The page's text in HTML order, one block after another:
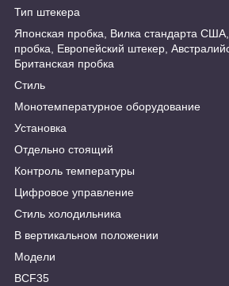
Тип штекера
Японская пробка, Вилка стандарта
пробка, Европейский штекер,
Британская пробка
Стиль
Монотемпературное оборудование
Установка
Отдельно стоящий
Контроль температуры
Цифровое управление
Стиль холодильника
В вертикальном положении
Модели
BCF35